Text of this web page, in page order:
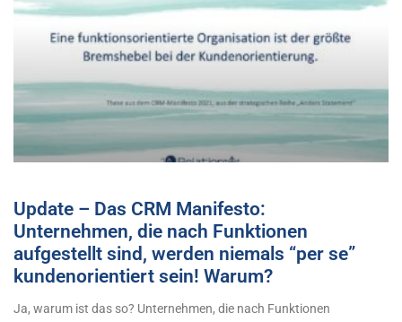
Update – Das CRM Manifesto:
Unternehmen, die nach Funktionen
aufgestellt sind, werden niemals “per se”
kundenorientiert sein! Warum?
Ja, warum ist das so? Unternehmen, die nach Funktionen